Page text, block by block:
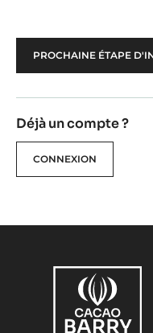
Déjà un compte ?
CONNEXION